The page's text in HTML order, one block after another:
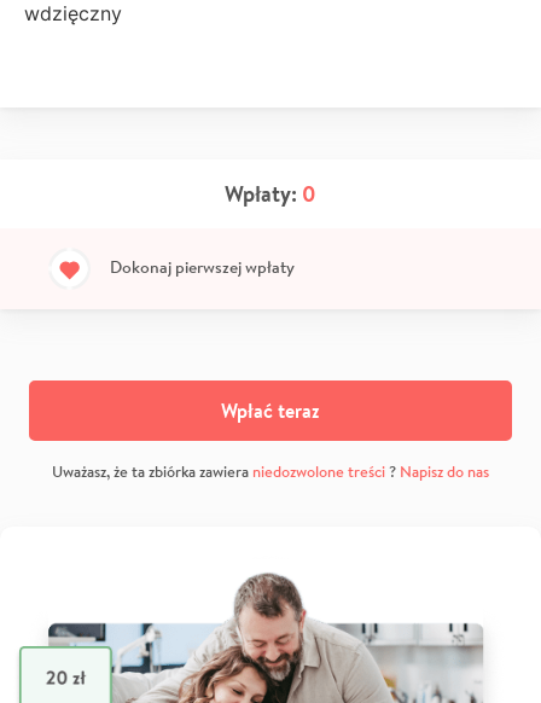
wdzięczny
Wpłaty: 0
Dokonaj pierwszej wpłaty
Wpłać teraz
Uważasz, że ta zbiórka zawiera niedozwolone treści? Napisz do nas